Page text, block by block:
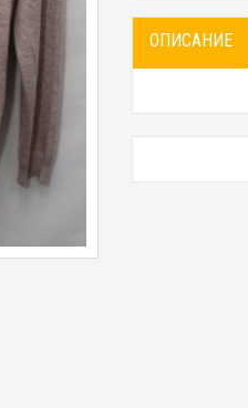
ОПИСАНИЕ